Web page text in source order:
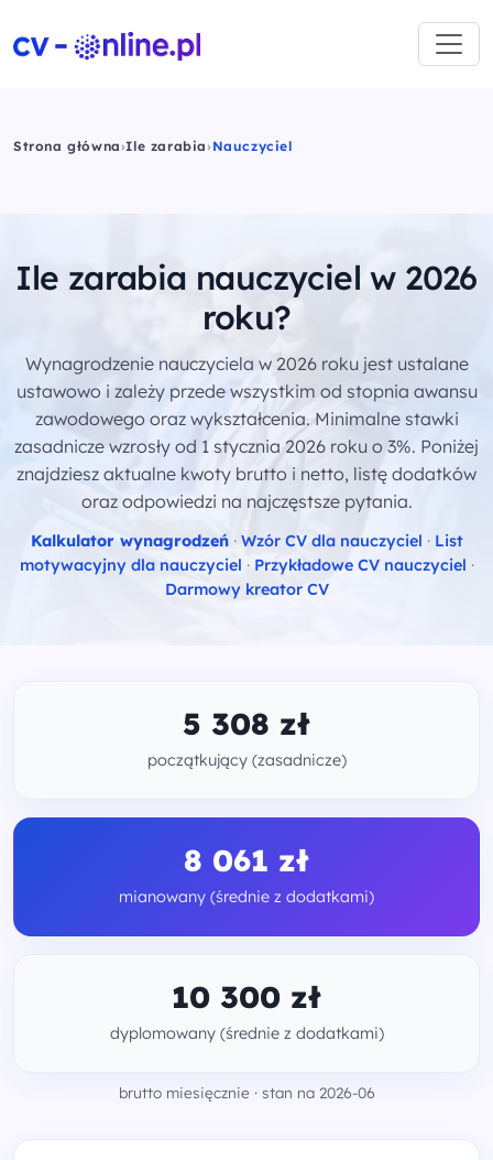
Strona główna›Ile zarabia› Nauczyciel
Ile zarabia nauczyciel w 2026
roku?
Wynagrodzenie nauczyciela w 2026 roku jest ustalane
ustawowo i zależy przede wszystkim od stopnia awansu
zawodowego oraz wykształcenia. Minimalne stawki
zasadnicze wzrosły od 1 stycznia 2026 roku o 3%. Poniżej
znajdziesz aktualne kwoty brutto i netto, listę dodatków
oraz odpowiedzi na najczęstsze pytania.
Kalkulator wynagrodzeń · Wzór CV dla nauczyciel · List
motywacyjny dla nauczyciel · Przykładowe CV nauczyciel ·
Darmowy kreator CV
5 308 zł
początkujący (zasadnicze)
8 061 zł
mianowany (średnie z dodatkami)
10 300 zł
dyplomowany (średnie z dodatkami)
brutto miesięcznie · stan na 2026-06